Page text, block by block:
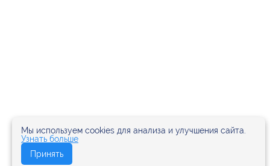
Мы используем cookies для анализа и улучшения сайта.
Узнать больше
Принять